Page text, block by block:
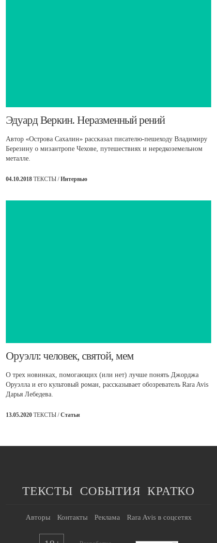
​Эдуард Веркин. Неразменный рений
Автор «Острова Сахалин» рассказал писателю-пешеходу Владимиру
Березину о мизантропе Чехове, путешествиях и нередкоземельном
металле.
04.10.2018 ТЕКСТЫ /Интервью
​Оруэлл: человек, святой, мем
О трех новинках, помогающих (или нет) лучше понять Джорджа
Оруэлла и его культовый роман, рассказывает обозреватель Rara Avis
Дарья Лебедева.
13.05.2020 ТЕКСТЫ /Статьи
ТЕКСТЫ СОБЫТИЯ КРАТКО
Авторы Контакты Реклама Rara Avis в соцсетях